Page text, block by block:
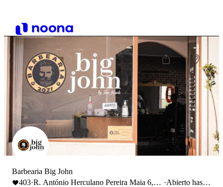
Barbearia Big John
403·R. António Herculano Pereira Maia 6,
·Abierto hasta